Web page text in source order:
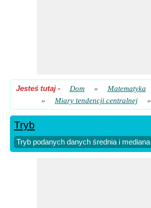
Jesteś tutaj- Dom » Matematyka
»
Miary tendencji centralnej »
Tryb
Tryb podanych danych średnia i mediana